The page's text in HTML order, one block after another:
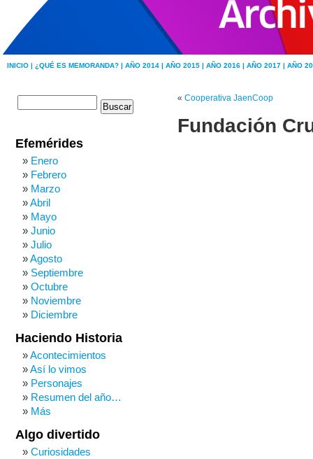
INICIO | ¿QUÉ ES MEMORANDA? | AÑO 2014 | AÑO 2015 | AÑO 2016 | AÑO 2017 | AÑO
« Cooperativa JaenCoop
Fundación
Efemérides
Enero
Febrero
Marzo
Abril
Mayo
Junio
Julio
Agosto
Septiembre
Octubre
Noviembre
Diciembre
Haciendo Historia
Acontecimientos
Así lo vimos
Personajes
Resumen del año…
Más
Algo divertido
Curiosidades